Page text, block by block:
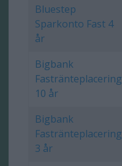
Bluestep
Sparkonto Fast 4
år
Bigbank
Fastränteplacering
10 år
Bigbank
Fastränteplacering
3 år